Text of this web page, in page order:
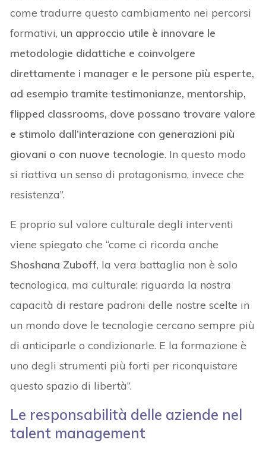
come tradurre questo cambiamento nei percorsi
formativi, un approccio utile è innovare le
metodologie didattiche e coinvolgere
direttamente i manager e le persone più esperte,
ad esempio tramite testimonianze, mentorship,
flipped classrooms, dove possano trovare valore
e stimolo dall’interazione con generazioni più
giovani o con nuove tecnologie. In questo modo
si riattiva un senso di protagonismo, invece che
resistenza”.
E proprio sul valore culturale degli interventi
viene spiegato che “come ci ricorda anche
Shoshana Zuboff, la vera battaglia non è solo
tecnologica, ma culturale: riguarda la nostra
capacità di restare padroni delle nostre scelte in
un mondo dove le tecnologie cercano sempre più
di anticiparle o condizionarle. E la formazione è
uno degli strumenti più forti per riconquistare
questo spazio di libertà”.
Le responsabilità delle aziende nel
talent management